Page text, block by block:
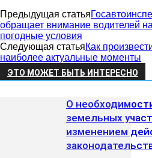
Предыдущая статья
обращает внимание водителей
погодные условия
Следующая статьяКак
наиболее актуальные моменты
ЭТО МОЖЕТ БЫТЬ ИНТЕРЕСНО
О
земельных
изменением